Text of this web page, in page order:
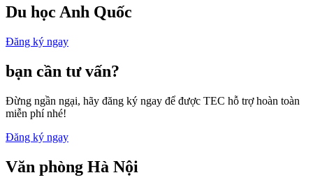
Du học Anh Quốc
Đăng ký ngay
bạn cần tư vấn?
Đừng ngần ngại, hãy đăng ký ngay để được TEC hỗ trợ hoàn toàn
miễn phí nhé!
Đăng ký ngay
Văn phòng Hà Nội